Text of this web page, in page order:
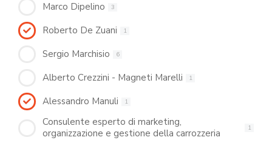
Marco Dipelino 3
Roberto De Zuani 1
Sergio Marchisio 6
Alberto Crezzini - Magneti Marelli 1
Alessandro Manuli 1
Consulente esperto di marketing,
organizzazione e gestione della carrozzeria
1